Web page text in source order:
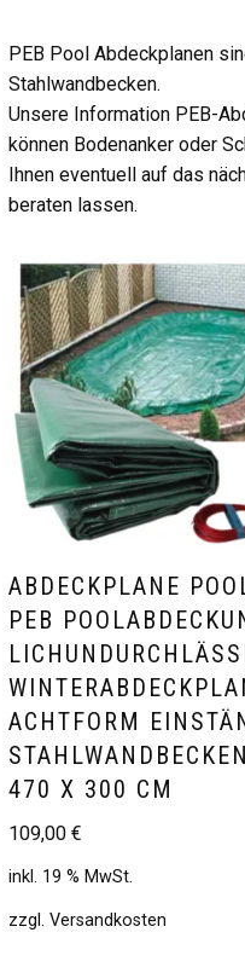
PEB Pool Abdeckplanen
Stahlwandbecken.
Unsere Information PEB-
können Bodenanker oder
Ihnen eventuell auf das
beraten lassen.
ABDECKPLANE
PEB
ACHTFORM
STAHLWANDBECKEN
470 X 300 CM
109,00 €
inkl. 19 % MwSt.
zzgl. Versandkosten